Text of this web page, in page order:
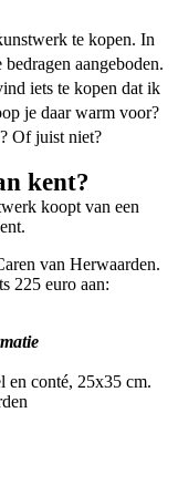
te kopen. In
aangeboden.
iets te kopen dat ik
je daar warm voor?
Of juist niet?
kent?
koopt van een
van Herwaarden.
225 euro aan: